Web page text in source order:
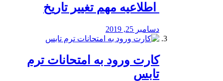
️ اطلاعیه مهم تغییر تاریخ
دسامبر 25, 2019
کارت ورود به امتحانات ترم
تابس